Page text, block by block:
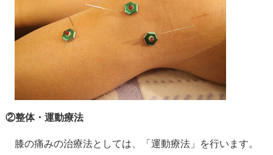
②整体・運動療法
膝の痛みの治療法としては、「運動療法」を行います。